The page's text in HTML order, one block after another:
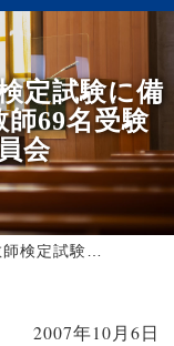
定試験に備
69名受験
会
【4636号】秋・春の教師検定試験に備える 補教師23名、正教師69名受験へ 教師検定委員会
2007年10月6日